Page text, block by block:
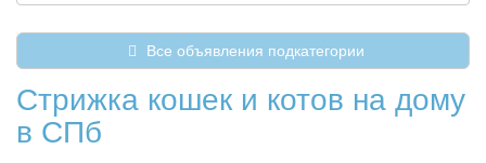
Все объявления подкатегории
Стрижка кошек и котов на дому
в СПб